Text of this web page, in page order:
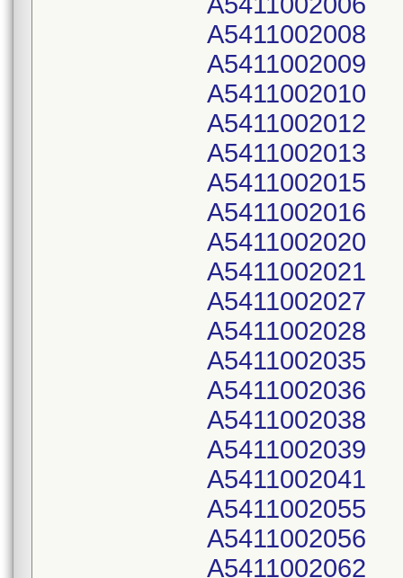
A5411002008
A5411002009
A5411002010
A5411002012
A5411002013
A5411002015
A5411002016
A5411002020
A5411002021
A5411002027
A5411002028
A5411002035
A5411002036
A5411002038
A5411002039
A5411002041
A5411002055
A5411002056
A5411002062